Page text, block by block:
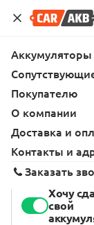
Адреса
2014
Хочу
свой
Аккумуляторы
Покупателю
О компании
Доставка и
Контакты и
Заказать